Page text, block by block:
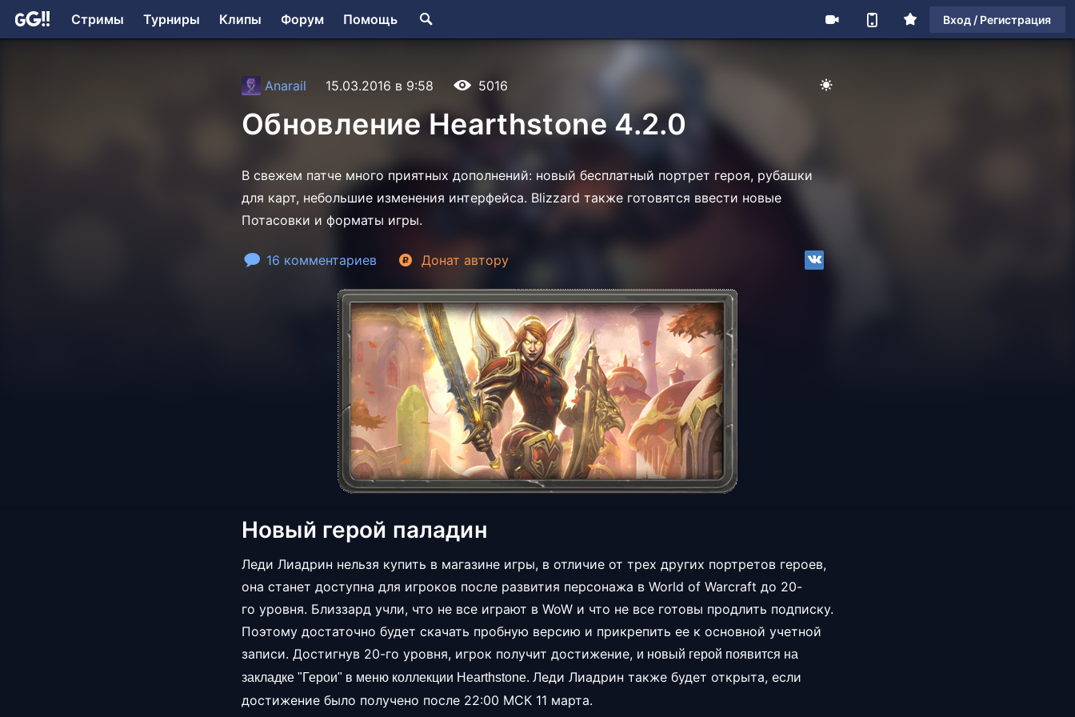
Стримы Турниры Клипы Форум Помощь Вход / Регистрация
Anarail 15.03.2016 в 9:58 5016
Обновление Hearthstone 4.2.0
В свежем патче много приятных дополнений: новый бесплатный портрет героя, рубашки
для карт, небольшие изменения интерфейса. Blizzard также готовятся ввести новые
Потасовки и форматы игры.
16 комментариев Донат автору
Новый герой паладин
Леди Лиадрин нельзя купить в магазине игры, в отличие от трех других портретов героев,
она станет доступна для игроков после развития персонажа в World of Warcraft до 20-
го уровня. Близзард учли, что не все играют в WoW и что не все готовы продлить подписку.
Поэтому достаточно будет скачать пробную версию и прикрепить ее к основной учетной
записи. Достигнув 20-го уровня, игрок получит достижение, и новый герой появится на
закладке "Герои" в меню коллекции Hearthstone. Леди Лиадрин также будет открыта, если
достижение было получено после 22:00 МСК 11 марта.